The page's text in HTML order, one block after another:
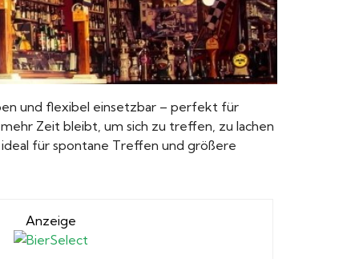
und flexibel einsetzbar – perfekt für
Zeit bleibt, um sich zu treffen, zu lachen
für spontane Treffen und größere
Anzeige